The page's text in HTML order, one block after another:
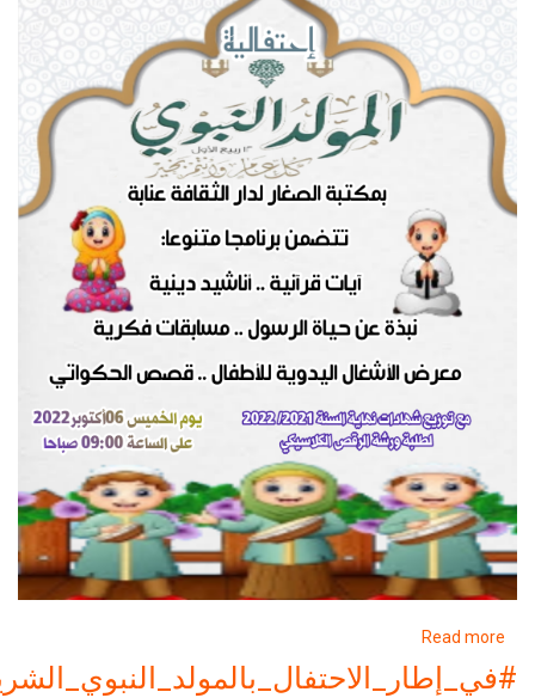
about
#في_إطار_الاحتفال_بالمولد_النبوي_الشريف2022